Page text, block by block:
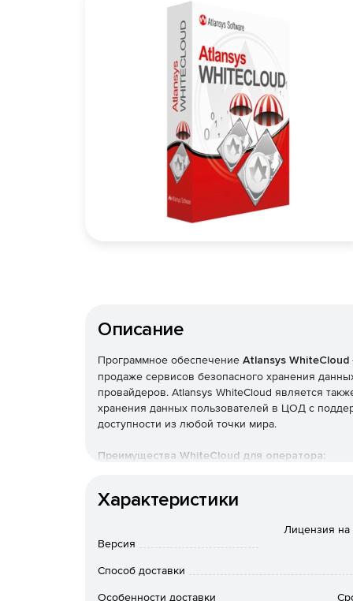
Описание
Программное обеспечение Atlansys WhiteCloud
продаже сервисов безопасного хранения
провайдеров. Atlansys WhiteCloud является
хранения данных пользователей в ЦОД с
доступности из любой точки мира.
Преимущества WhiteCloud для оператора:
Единая система управления и тарификации.
Характеристики
Версия
Лицензия на
Способ доставки
Особенности доставки